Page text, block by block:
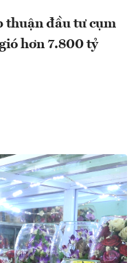
thuận đầu tư cụm
hơn 7.800 tỷ